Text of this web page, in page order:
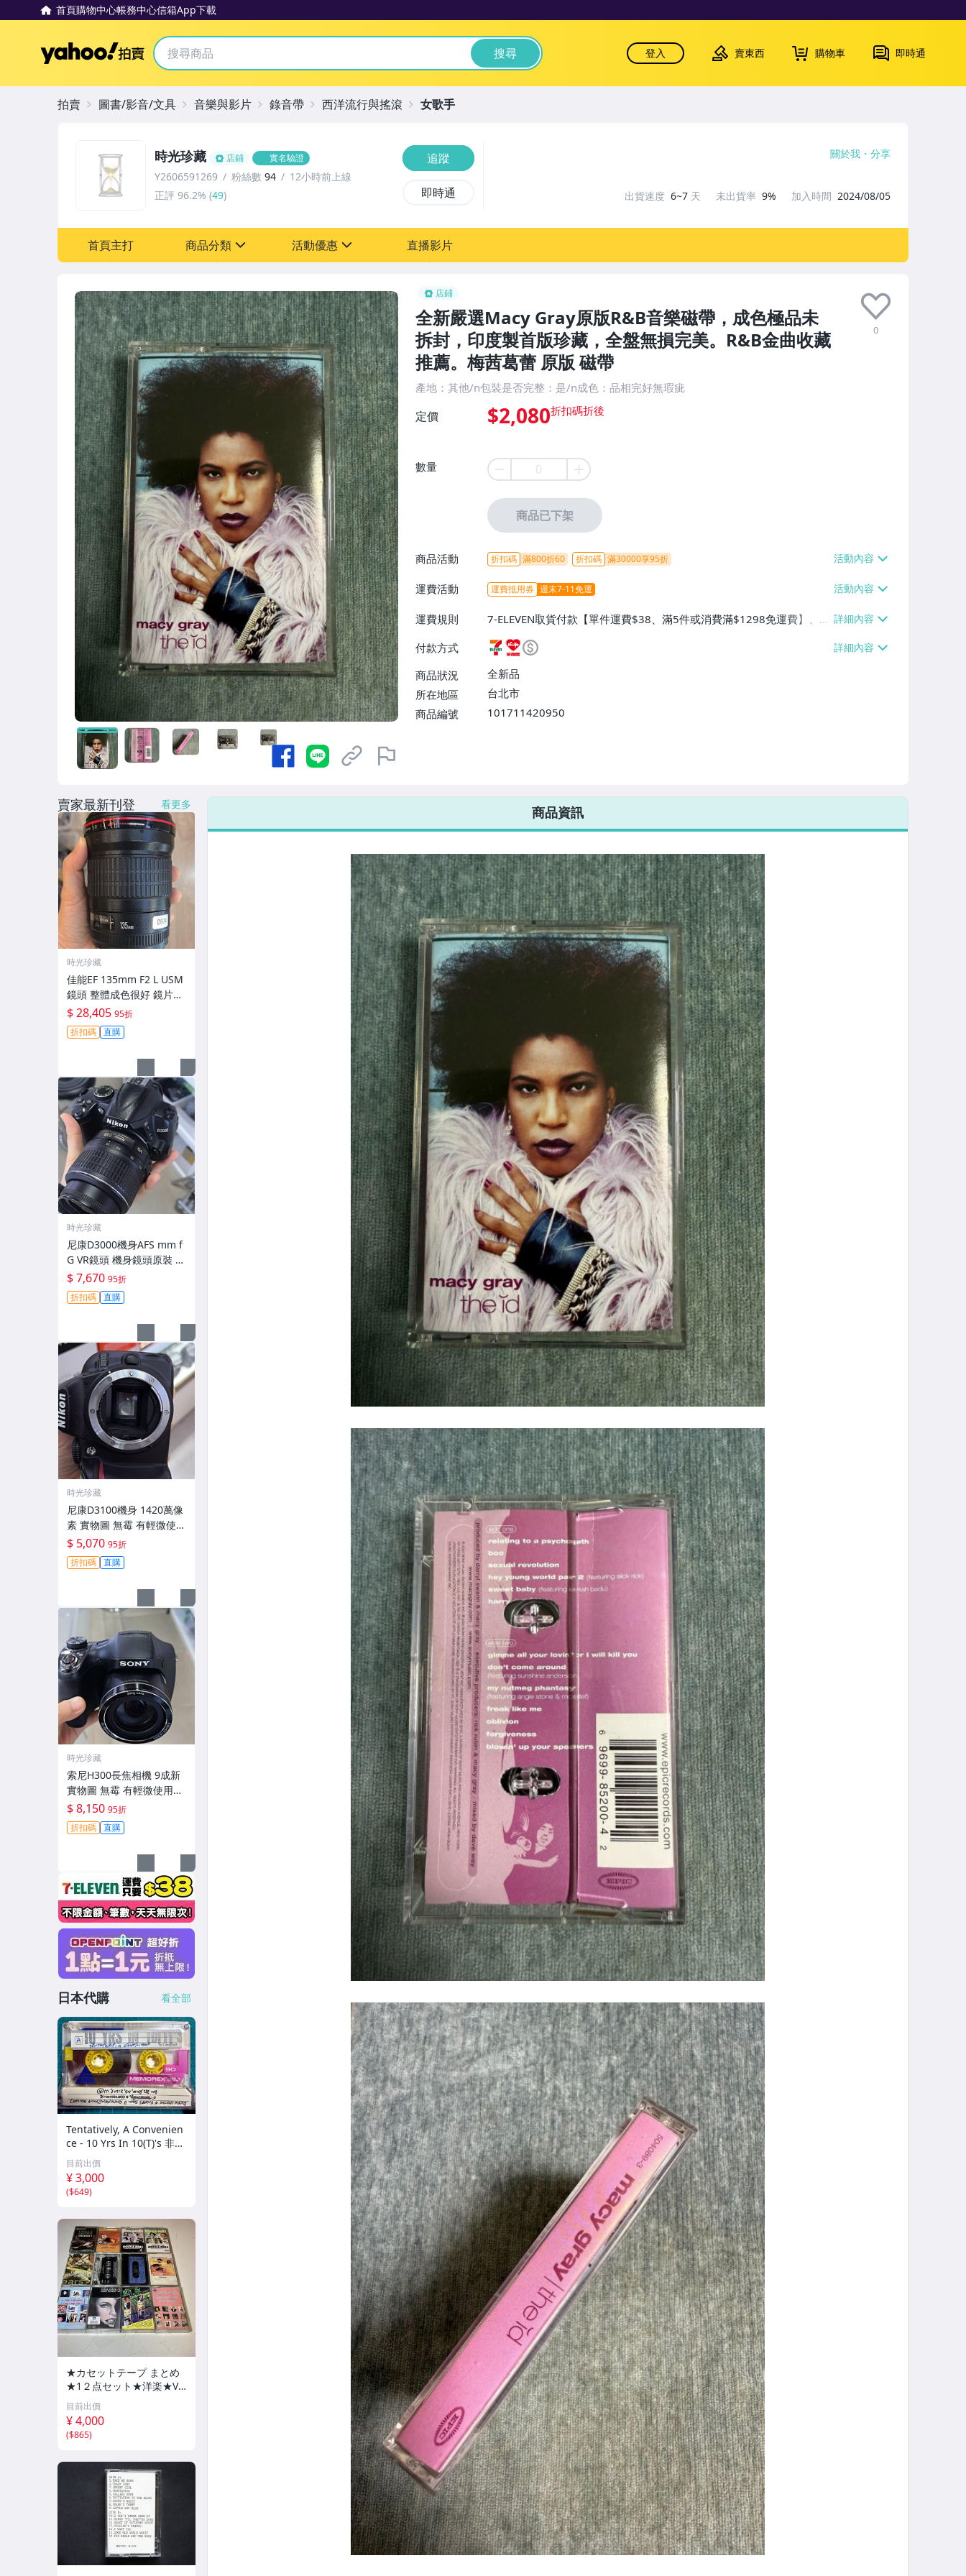
首頁購物中心帳務中心信箱App下載
Yahoo拍賣 搜尋 登入 賣東西 購物車 即時通
店鋪
全新嚴選Macy Gray原版R&B音樂磁帶，成色極品未
拆封，印度製首版珍藏，全盤無損完美。R&B金曲收藏
推薦。梅茜葛蕾 原版 磁帶
0
產地：其他/n包裝是否完整：是/n成色：品相完好無瑕疵
定價 $2,080
數量
商品已下架
商品活動 折扣碼 滿800折60 折扣碼 滿30000享95折
運費活動 運費抵用券 週末7-11免運
運費規則
7-ELEVEN取貨付款【單件運費$38、滿5件或消費滿$1298免運費】、7-
ELEVEN取貨不付款【免運費】、萊爾富取貨付款【單件運費$60、滿5件
或消費滿$1298免運費】、宅配/貨運【單件運費$120、滿5件或消費滿
$1598免運費】
付款方式
商品狀況
全新品
所在地區
台北市
商品編號
101711420950
時光珍藏 店鋪 實名驗證
Y2606591269 粉絲數 94
12小時前上線
正評 96.2% (49)
追蹤
即時通
關於我 分享
出貨速度 6~7 天 未出貨率 9% 加入時間 2024/08/05
首頁主打 商品分類 活動優惠
[全店] 週年慶
直播影片
拍賣 圖書/影音/文具 音樂與影片 錄音帶 西洋流行與搖滾 女歌手
商品資訊
賣家最新刊登 看更多
時光珍藏
佳能EF 135mm F2 L USM
鏡頭 整體成色很好 鏡片完
美無劃痕 功能一切正常 無
拆修無-3430
$ 28,405 95折
折扣碼 直購
時光珍藏
尼康D3000機身AFS mm f
G VR鏡頭 機身鏡頭原裝 無
拆修無翻新 有輕微使用痕
跡 鏡頭-3430
$ 7,670 95折
折扣碼 直購
時光珍藏
尼康D3100機身 1420萬像
素 實物圖 無霉 有輕微使用
痕跡 機身原裝 無拆修無翻
新 臨-343
$ 5,070 95折
折扣碼 直購
時光珍藏
索尼H300長焦相機 9成新
實物圖 無霉 有輕微使用痕
跡 機身鏡頭原裝 無拆修無
翻新-3430
$ 8,150 95折
折扣碼 直購
日本代購 看全部
Tentatively, A Convenien
ce - 10 Yrs In 10(T)'s 非音
楽 ノイズ アヴァンギャ
ルド
目前出價
¥ 3,000
($649)
★カセットテープ まとめ
★1２点セット★洋楽★VA
★⑯★ロックンロール★L
OVE★ベスト★未視聴★カ
セットテープ★bzaif★CA
S0807-950★
目前出價
¥ 4,000
($865)